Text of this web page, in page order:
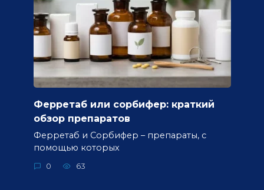
Ферретаб или сорбифер: краткий
обзор препаратов
Ферретаб и Сорбифер – препараты, с
помощью которых
0 63